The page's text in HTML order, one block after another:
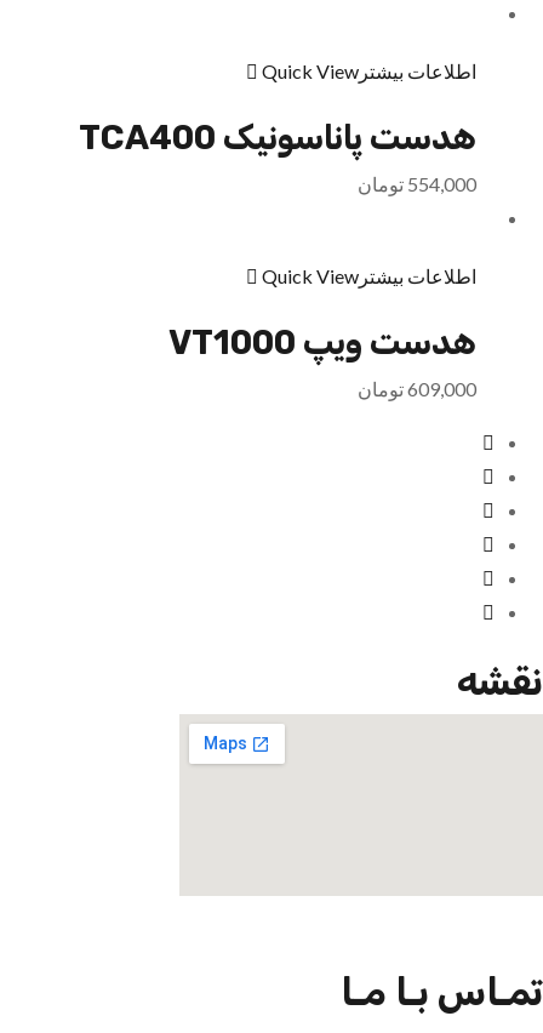
اطلاعات بیشتر Quick View
هدست پاناسونیک TCA400
554,000 تومان
اطلاعات بیشتر Quick View
هدست ویپ VT1000
609,000تومان
نقشه
تمـاس بـا مـا